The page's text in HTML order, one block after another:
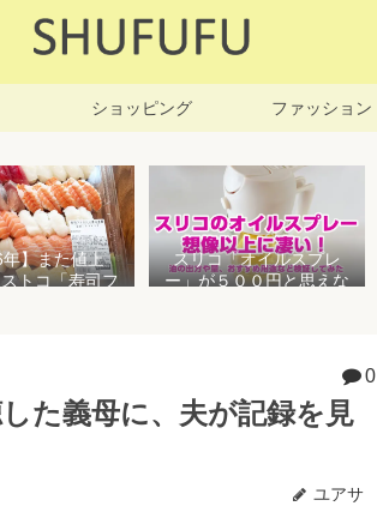
ショッピング ファッション
】また値上
トコ「寿司フ
スリコ「オイルスプレ
ー」が５００円と思えな
0
た義母に、夫が記録を見
ユアサ